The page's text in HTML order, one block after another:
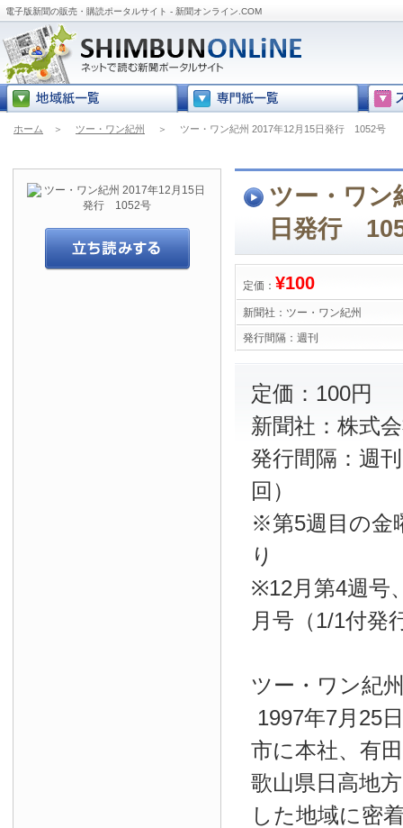
電子版新聞の販売・購読ポータルサイト - 新聞オンライン.COM
ホーム ＞ ツー・ワン紀州 ＞ ツー・ワン紀州 2017年12月15日発行 1052号
ツー・ワン
日発行
定価： ¥100
新聞社： ツー・ワン紀州
発行間隔： 週刊
定価：100円
新聞社：株式
発行間隔：週
回）
※第5週目の金
り
※12月第4週号
月号（1/1付発
ツー・ワン紀
1997年7月25
市に本社、有
歌山県日高地
した地域に密